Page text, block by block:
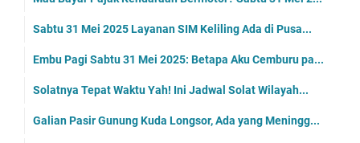
Sabtu 31 Mei 2025 Layanan SIM Keliling Ada di Pusa...
Embu Pagi Sabtu 31 Mei 2025: Betapa Aku Cemburu pa...
Solatnya Tepat Waktu Yah! Ini Jadwal Solat Wilayah...
Galian Pasir Gunung Kuda Longsor, Ada yang Meningg...